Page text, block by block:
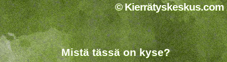
© Kierrätyskeskus.com
Mistä tässä on kyse?